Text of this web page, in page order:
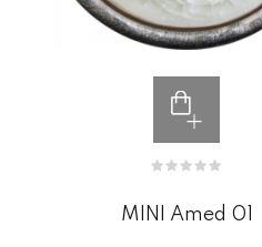
MINI Amed 01